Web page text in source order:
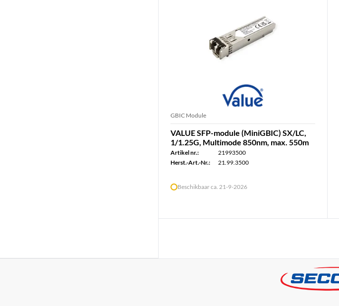
GBIC Module
VALUE SFP-module (MiniGBIC) SX/LC,
1/1.25G, Multimode 850nm, max. 550m
Artikel nr.:
21993500
Herst.-Art.-Nr.:
21.99.3500
Beschikbaar ca. 21-9-2026